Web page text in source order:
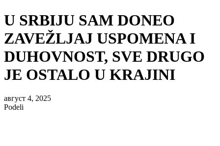
U SRBIJU SAM DONEO
ZAVEŽLJAJ USPOMENA I
DUHOVNOST, SVE DRUGO
JE OSTALO U KRAJINI
август 4, 2025
Podeli